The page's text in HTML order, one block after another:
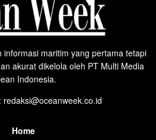
informasi maritim yang pertama tetapi
akurat dikelola oleh PT Multi Media
Indonesia.
redaksi@oceanweek.co.id
Home